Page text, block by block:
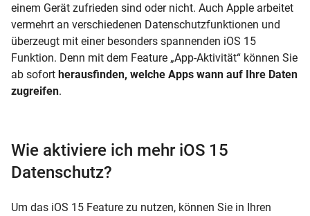
einem Gerät zufrieden sind oder nicht. Auch Apple arbeitet
vermehrt an verschiedenen Datenschutzfunktionen und
überzeugt mit einer besonders spannenden iOS 15
Funktion. Denn mit dem Feature „App-Aktivität“ können Sie
ab sofort herausfinden, welche Apps wann auf Ihre Daten
zugreifen.
Wie aktiviere ich mehr iOS 15
Datenschutz?
Um das iOS 15 Feature zu nutzen, können Sie in Ihren